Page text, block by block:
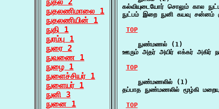
நுதலணிமாலை 1
நுதலணியின் 1
நுதி 1
நுரம்பு 1
நுரை 2
நுவணை 1
நுழை 1
நுளைச்சியர் 1
நுளையர் 1
நுனி 3
நுனை 1
கல்வியுடையோர் சொலும் கால
நுட்பம் இறை நுனி கயவு
TOP
    நுண்மணல் (1)
ஊரும் அதர் அயிர் எக்கர்
TOP
    நுண்மணலில் (1)
தப்பாத நுண்மணலில் மூழ்கி
TOP